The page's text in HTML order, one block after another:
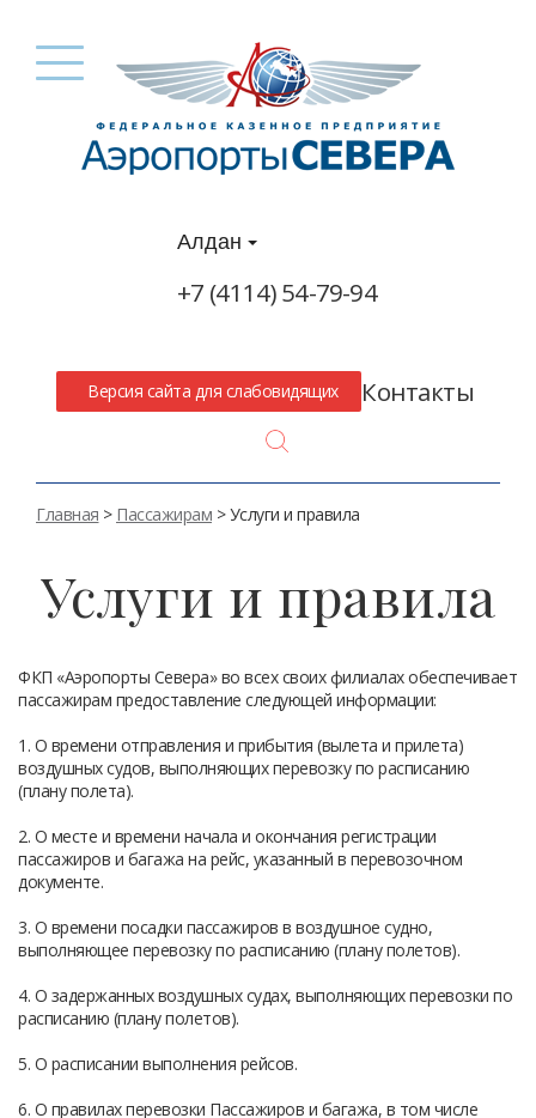
Алдан
+7 (4114) 54-79-94
Версия сайта для слабовидящих Контакты
Главная > Пассажирам > Услуги и правила
Услуги и правила
ФКП «Аэропорты Севера» во всех своих филиалах обеспечивает
пассажирам предоставление следующей информации:
1. О времени отправления и прибытия (вылета и прилета)
воздушных судов, выполняющих перевозку по расписанию
(плану полета).
2. О месте и времени начала и окончания регистрации
пассажиров и багажа на рейс, указанный в перевозочном
документе.
3. О времени посадки пассажиров в воздушное судно,
выполняющее перевозку по расписанию (плану полетов).
4. О задержанных воздушных судах, выполняющих перевозки по
расписанию (плану полетов).
5. О расписании выполнения рейсов.
6. О правилах перевозки Пассажиров и багажа, в том числе